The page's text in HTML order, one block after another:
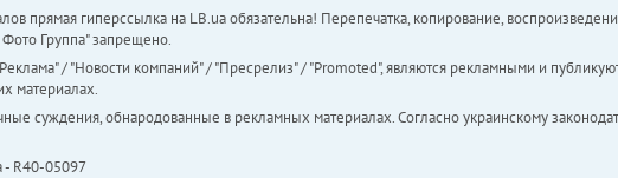
прямая гиперссылка на LB.ua обязательна! Перепечатка, копирование,
Фото Группа" запрещено.
/ "Новости компаний" / "Пресрелиз" / "Promoted", являются рекламными и
материалах.
суждения, обнародованные в рекламных материалах. Согласно украинскому
- R40-05097